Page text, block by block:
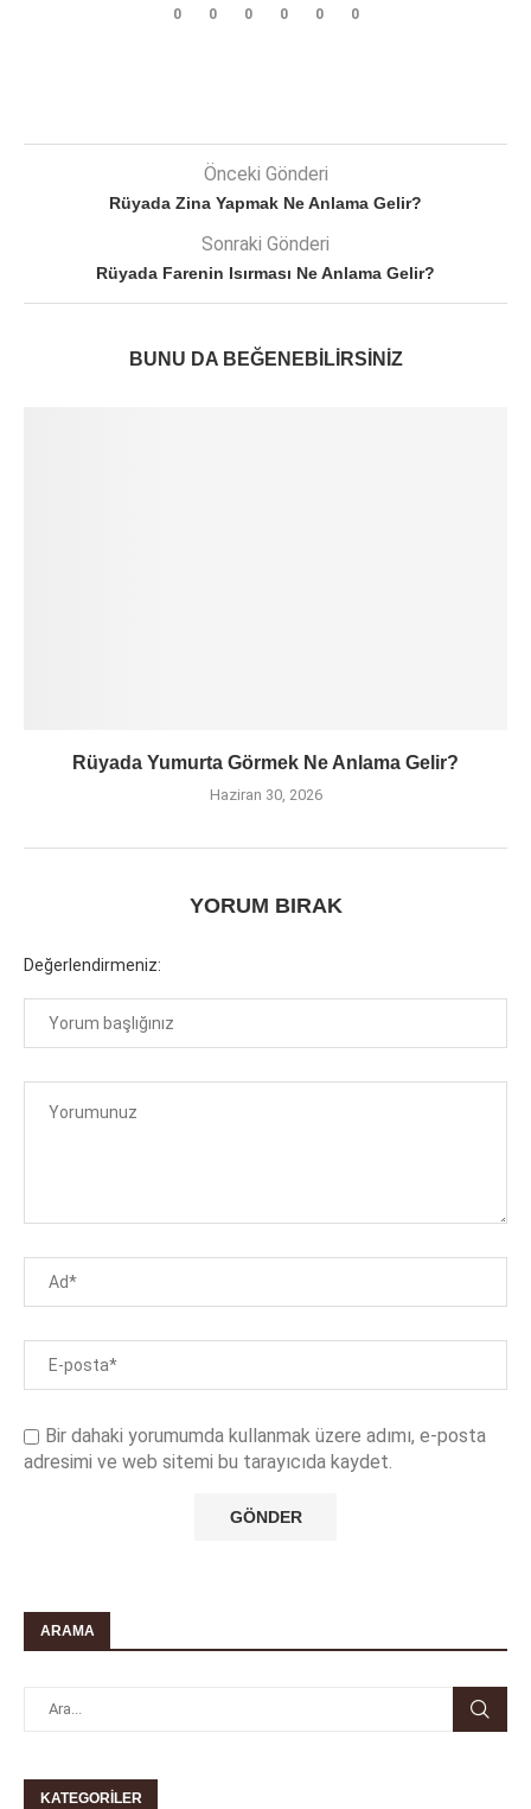
0 0 0 0 0 0
Önceki Gönderi
Rüyada Zina Yapmak Ne Anlama Gelir?
Sonraki Gönderi
Rüyada Farenin Isırması Ne Anlama Gelir?
BUNU DA BEĞENEBILIRSINIZ
Rüyada Yumurta Görmek Ne Anlama Gelir?
Haziran 30, 2026
YORUM BIRAK
Değerlendirmeniz:
Bir dahaki yorumumda kullanmak üzere adımı, e-posta
adresimi ve web sitemi bu tarayıcıda kaydet.
ARAMA
KATEGORILER